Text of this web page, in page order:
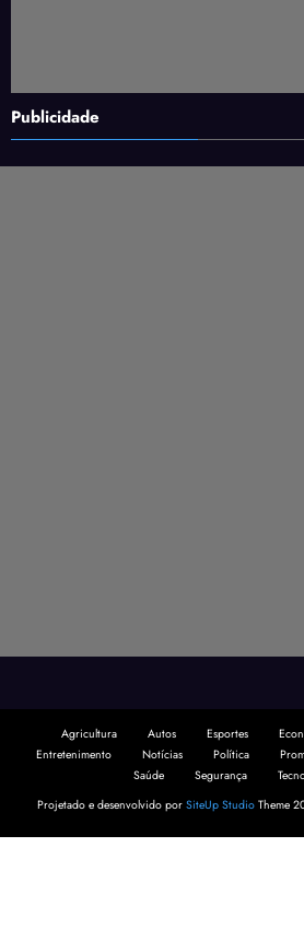
Publicidade
Agricultura Autos Esportes
Entretenimento
Notícias Política
Saúde
Segurança
Projetado e desenvolvido por SiteUp Studio Theme